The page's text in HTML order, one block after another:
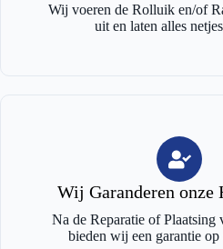
Wij voeren de Rolluik en/of
uit en laten alles
Wij Garanderen onze
Na de Reparatie of
bieden wij een garantie op